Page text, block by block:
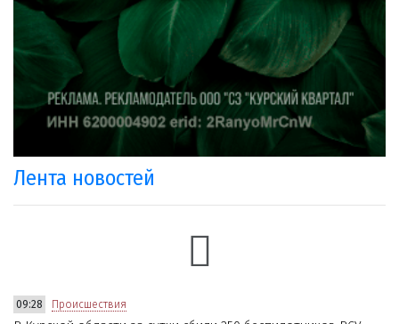
Лента новостей
09:28 Происшествия